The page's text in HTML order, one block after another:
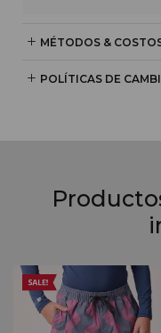
MÉTODOS &
POLÍTICAS DE